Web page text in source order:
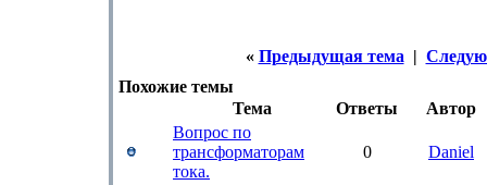
« Предыдущая тема |
Похожие темы
Тема
Ответы
Автор
Вопрос по
трансформаторам
тока.
0 Daniel